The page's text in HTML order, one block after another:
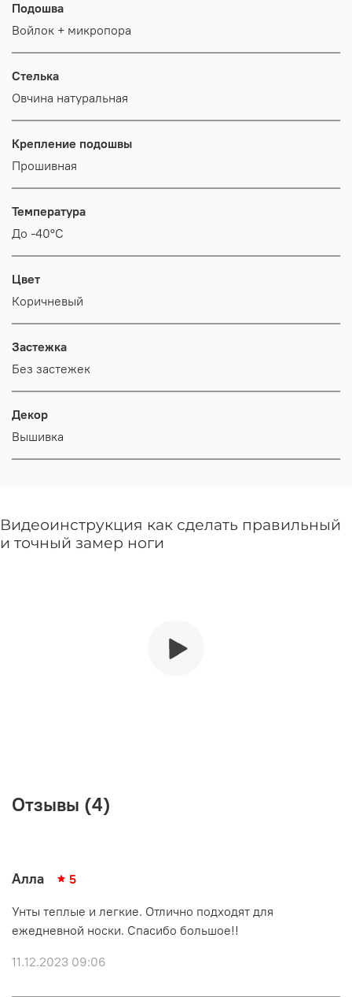
Подошва
Войлок + микропора
Стелька
Овчина натуральная
Крепление подошвы
Прошивная
Температура
До -40°С
Цвет
Коричневый
Застежка
Без застежек
Декор
Вышивка
Видеоинструкция как сделать правильный
и точный замер ноги
Отзывы (4)
Алла 5
Унты теплые и легкие. Отлично подходят для
ежедневной носки. Спасибо большое!!
11.12.2023 09:06